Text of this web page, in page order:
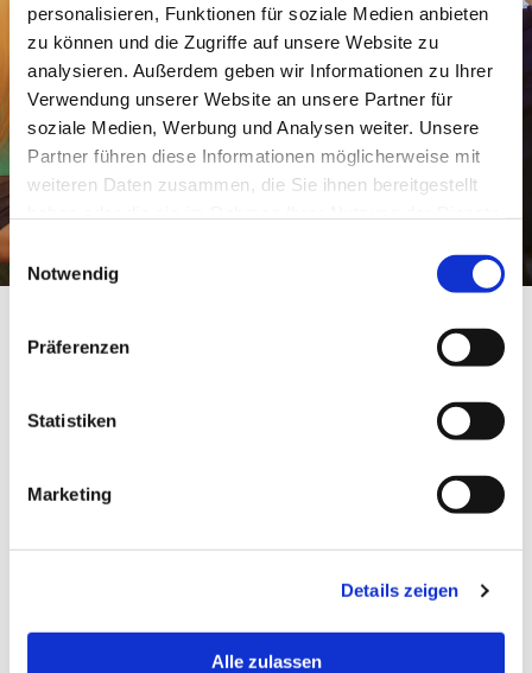
personalisieren, Funktionen für soziale Medien anbieten
zu können und die Zugriffe auf unsere Website zu
analysieren. Außerdem geben wir Informationen zu Ihrer
Verwendung unserer Website an unsere Partner für
soziale Medien, Werbung und Analysen weiter. Unsere
Partner führen diese Informationen möglicherweise mit
weiteren Daten zusammen, die Sie ihnen bereitgestellt
Notwendig
Präferenzen
Statistiken
Marketing
Details zeigen
Alle zulassen
Mittwoch
16:00 - 18:00
Donnerstag - Freitag
10:00 - 12:00
16:00 - 18:00
Samstag
10:00 - 12:00
IHRE KLEINTIERPRAXIS IN LINDAU
Seit 1985 sind wir die erfahrene und
einfühlsame Tierarztpraxis in Lindau. So
konnten wir uns über die Stadtgrenzen hinaus